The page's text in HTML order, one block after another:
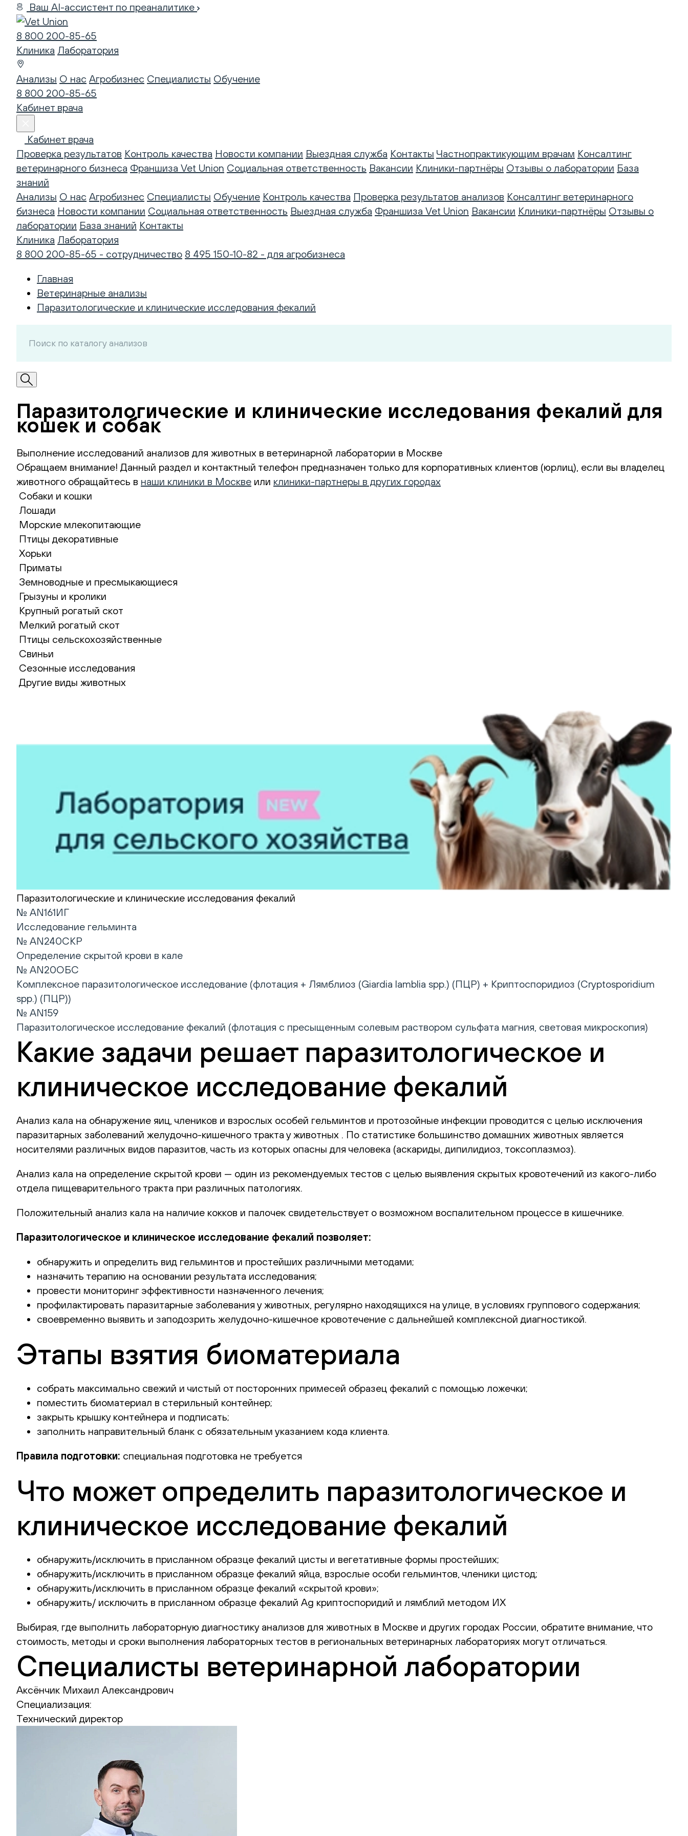
Ваш AI-ассистент по преаналитике
8 800 200-85-65
Клиника Лаборатория
Анализы О нас Агробизнес Специалисты Обучение
8 800 200-85-65
Кабинет врача
Кабинет врача
Проверка результатов Контроль качества Новости компании Выездная служба Контакты Частнопрактикующим врачам Консалтинг
ветеринарного бизнеса Франшиза Vet Union Социальная ответственность Вакансии Клиники-партнёры Отзывы о лаборатории База
знаний
Анализы О нас Агробизнес Специалисты Обучение Контроль качества Проверка результатов анализов Консалтинг ветеринарного
бизнеса Новости компании Социальная ответственность Выездная служба Франшиза Vet Union Вакансии Клиники-партнёры Отзывы о
лаборатории База знаний Контакты
Клиника Лаборатория
8 800 200-85-65 - сотрудничество 8 495 150-10-82 - для агробизнеса
Главная
Ветеринарные анализы
Паразитологические и клинические исследования фекалий
Паразитологические и клинические исследования фекалий для
кошек и собак
Выполнение исследований анализов для животных в ветеринарной лаборатории в Москве
Обращаем внимание! Данный раздел и контактный телефон предназначен только для корпоративных клиентов (юрлиц), если вы владелец
животного обращайтесь в наши клиники в Москве или клиники-партнеры в других городах
Собаки и кошки
Лошади
Морские млекопитающие
Птицы декоративные
Хорьки
Приматы
Земноводные и пресмыкающиеся
Грызуны и кролики
Крупный рогатый скот
Мелкий рогатый скот
Птицы сельскохозяйственные
Свиньи
Сезонные исследования
Другие виды животных
Паразитологические и клинические исследования фекалий
№ AN161ИГ
Исследование гельминта
№ AN240СКР
Определение скрытой крови в кале
№ AN20ОБС
Комплексное паразитологическое исследование (флотация + Лямблиоз (Giardia lamblia spp.) (ПЦР) + Криптоспоридиоз (Cryptosporidium
spp.) (ПЦР))
№ AN159
Паразитологическое исследование фекалий (флотация с пресыщенным солевым раствором сульфата магния, световая микроскопия)
Какие задачи решает паразитологическое и
клиническое исследование фекалий
Анализ кала на обнаружение яиц, члеников и взрослых особей гельминтов и протозойные инфекции проводится с целью исключения
паразитарных заболеваний желудочно-кишечного тракта у животных . По статистике большинство домашних животных является
носителями различных видов паразитов, часть из которых опасны для человека (аскариды, дипилидиоз, токсоплазмоз).
Анализ кала на определение скрытой крови — один из рекомендуемых тестов с целью выявления скрытых кровотечений из какого-либо
отдела пищеварительного тракта при различных патологиях.
Положительный анализ кала на наличие кокков и палочек свидетельствует о возможном воспалительном процессе в кишечнике.
Паразитологическое и клиническое исследование фекалий позволяет:
обнаружить и определить вид гельминтов и простейших различными методами;
назначить терапию на основании результата исследования;
провести мониторинг эффективности назначенного лечения;
профилактировать паразитарные заболевания у животных, регулярно находящихся на улице, в условиях группового содержания;
своевременно выявить и заподозрить желудочно-кишечное кровотечение с дальнейшей комплексной диагностикой.
Этапы взятия биоматериала
собрать максимально свежий и чистый от посторонних примесей образец фекалий с помощью ложечки;
поместить биоматериал в стерильный контейнер;
закрыть крышку контейнера и подписать;
заполнить направительный бланк с обязательным указанием кода клиента.
Правила подготовки: специальная подготовка не требуется
Что может определить паразитологическое и
клиническое исследование фекалий
обнаружить/исключить в присланном образце фекалий цисты и вегетативные формы простейших;
обнаружить/исключить в присланном образце фекалий яйца, взрослые особи гельминтов, членики цистод;
обнаружить/исключить в присланном образце фекалий «скрытой крови»;
обнаружить/ исключить в присланном образце фекалий Ag криптоспоридий и лямблий методом ИХ
Выбирая, где выполнить лабораторную диагностику анализов для животных в Москве и других городах России, обратите внимание, что
стоимость, методы и сроки выполнения лабораторных тестов в региональных ветеринарных лабораториях могут отличаться.
Специалисты ветеринарной лаборатории
Аксёнчик Михаил Александрович
Специализация:
Технический директор